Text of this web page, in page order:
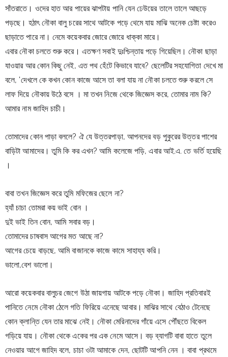
সাঁতরাতে। ওদের হাত আর পায়ের ঝাপটায় পানি যেন ঢেউয়ের তালে তালে আছড়ে
পড়ছে। হঠাৎ নৌকা বালু চরের সাথে আটকে পড়ে থেমে যায় মাঝি অনেক চেষ্টা করেও
ছাড়াতে পারে না। নেমে কয়েকবার জোরে জোরে ধাক্কা মারে।
এবার নৌকা চলতে শুরু করে। এতক্ষণ সবাই দুঃশ্চিন্তায় পড়ে গিয়েছিল। নৌকা ছাড়া
যাওয়ার আর কোন কিছু নেই, এত পথ হেঁটে কিভাবে যাবে? ছেলেটির সহযোগিতা দেখে মা
বলে, 'দেখলে কে কখন কোন কাজে আসে তা বলা যায় না নৌকা চলতে শুরু করলে সে
লাফ দিয়ে নৌকায় উঠে বসে । মা তখন নিজে থেকে জিজ্ঞেস করে, তোমার নাম কি?
আমার নাম জাহিদ চাচী।
তোমাদের কোন পাড়া বললে? ঐ যে উত্তরপাড়া, আপনদের বড় পুকুরের উত্তর পাশের
বাড়িটা আমাদের। তুমি কি কর এখন? আমি কলেজে পড়ি, এবার আই.এ. তে ভর্তি হয়েছি
।
বাবা তখন জিজ্ঞেস করে তুমি মফিজের ছেলে না?
হ্যাঁ চাচা তোমরা কয় ভাই বোন ।
দুই ভাই তিন বোন, আমি সবার বড়।
তোমাদের চাষবাস আগের মত আছে না?
আগের চেয়ে বাড়ছে, আমি বাজানকে কাজে কামে সাহায্য করি।
ভালো,বেশ ভালো।
আরো কয়েকবার বালুচর জেগে উঠা জায়গায় আটকে পড়ে নৌকা। জাহিদ প্রতিবারই
পানিতে নেমে নৌকা ঠেলে গতি ফিরিয়ে এনেছে আবার। মাঝির সাথে বেঠাও টেনেছে
কোন ক্লান্তি যেন তার মাঝে নেই। নৌকা মেরিনাদের গাঁয়ে এসে পৌঁছতে বিকেল
গড়িয়ে যায়। নৌকা থেকে একের পর এক নেমে আসে। বড় ব্যাগটি বাবা হাতে তুলে
নেওয়ার আগে জাহিদ বলে, চাচা ওটা আমাকে দেন, ছোটটি আপনি নেন । বাবা প্রথমে